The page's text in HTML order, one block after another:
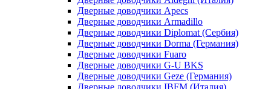
Дверные доводчики Apecs
Дверные доводчики Armadillo
Дверные доводчики Diplomat (Сербия)
Дверные доводчики Dorma (Германия)
Дверные доводчики Fuaro
Дверные доводчики G-U BKS
Дверные доводчики Geze (Германия)
Дверные доводчики IBFM (Италия)